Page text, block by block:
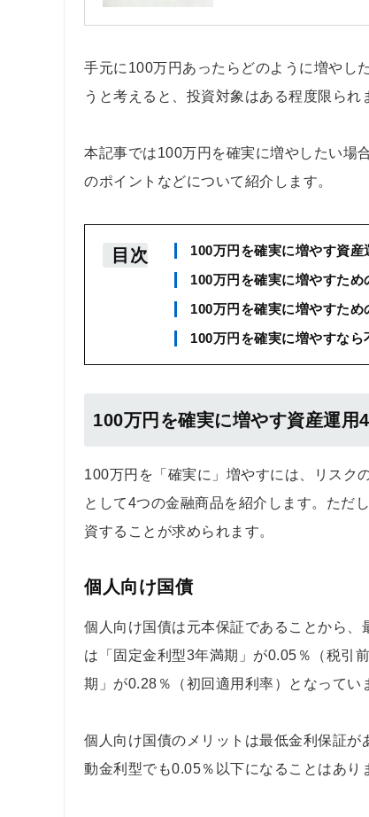
手元に100万円あったらどのように増やし
うと考えると、投資対象はある程度限られ
本記事では100万円を確実に増やしたい場
のポイントなどについて紹介します。
目次
100万円を確実に増やす資産
100万円を確実に増やすため
100万円を確実に増やすため
100万円を確実に増やすな
100万円を確実に増やす資産運用
100万円を「確実に」増やすには、リスク
として4つの金融商品を紹介します。ただ
資することが求められます。
個人向け国債
個人向け国債は元本保証であることから
は「固定金利型3年満期」が0.05％（税引
期」が0.28％（初回適用利率）となってい
個人向け国債のメリットは最低金利保証
動金利型でも0.05％以下になることはあり